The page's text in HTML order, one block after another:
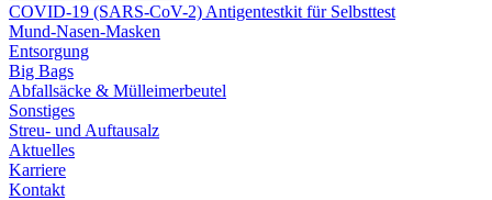
COVID-19 (SARS-CoV-2) Antigentestkit für Selbsttest
Mund-Nasen-Masken
Entsorgung
Big Bags
Abfallsäcke & Mülleimerbeutel
Sonstiges
Streu- und Auftausalz
Aktuelles
Karriere
Kontakt